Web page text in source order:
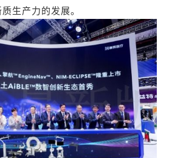
生产力的发展。